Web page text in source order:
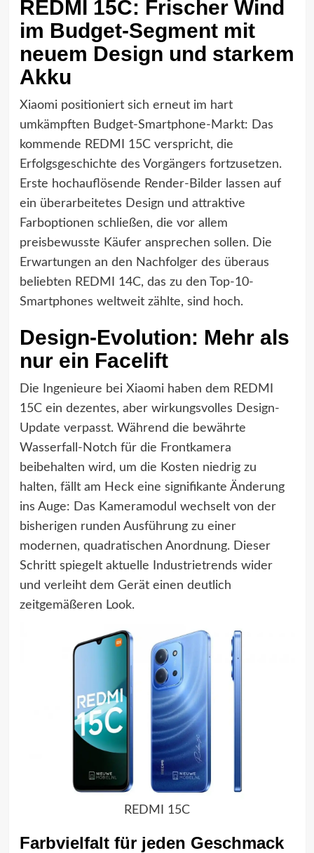
REDMI 15C: Frischer Wind
im Budget-Segment mit
neuem Design und starkem
Akku
Xiaomi positioniert sich erneut im hart
umkämpften Budget-Smartphone-Markt: Das
kommende REDMI 15C verspricht, die
Erfolgsgeschichte des Vorgängers fortzusetzen.
Erste hochauflösende Render-Bilder lassen auf
ein überarbeitetes Design und attraktive
Farboptionen schließen, die vor allem
preisbewusste Käufer ansprechen sollen. Die
Erwartungen an den Nachfolger des überaus
beliebten REDMI 14C, das zu den Top-10-
Smartphones weltweit zählte, sind hoch.
Design-Evolution: Mehr als
nur ein Facelift
Die Ingenieure bei Xiaomi haben dem REDMI
15C ein dezentes, aber wirkungsvolles Design-
Update verpasst. Während die bewährte
Wasserfall-Notch für die Frontkamera
beibehalten wird, um die Kosten niedrig zu
halten, fällt am Heck eine signifikante Änderung
ins Auge: Das Kameramodul wechselt von der
bisherigen runden Ausführung zu einer
modernen, quadratischen Anordnung. Dieser
Schritt spiegelt aktuelle Industrietrends wider
und verleiht dem Gerät einen deutlich
zeitgemäßeren Look.
REDMI 15C
Farbvielfalt für jeden Geschmack